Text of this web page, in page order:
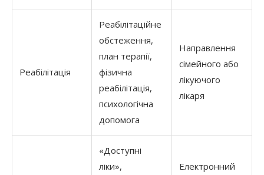
Реабілітація
Реабілітаційне
обстеження,
план терапії,
фізична
реабілітація,
психологічна
допомога
Направлення
сімейного або
лікуючого
лікаря
«Доступні
ліки»,
Електронний